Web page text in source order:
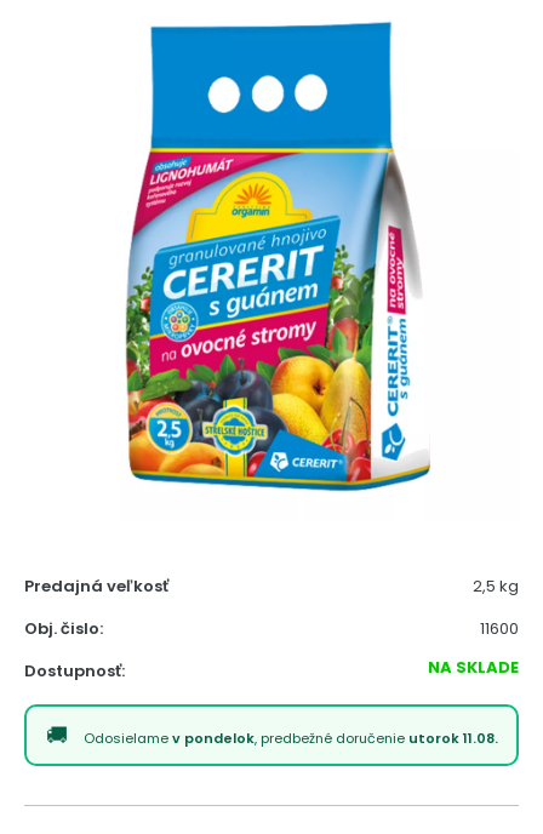
Predajná veľkosť
2,5 kg
Obj. čislo:
11600
Dostupnosť:
NA SKLADE
Odosielamev pondelok, predbežné doručenie utorok 11.08.